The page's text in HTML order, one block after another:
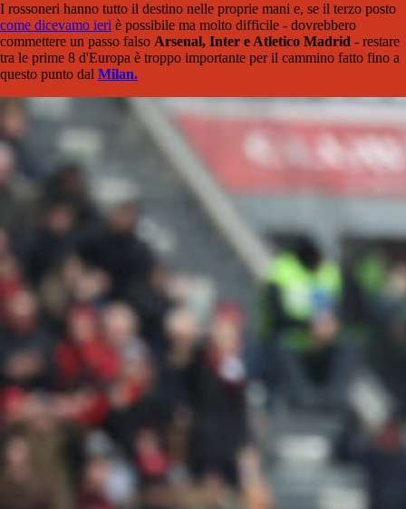
I rossoneri hanno tutto il destino nelle proprie mani e, se il terzo posto
come dicevamo ieri è possibile ma molto difficile - dovrebbero
commettere un passo falso Arsenal, Inter e Atletico Madrid - restare
tra le prime 8 d'Europa è troppo importante per il cammino fatto fino a
questo punto dal Milan.